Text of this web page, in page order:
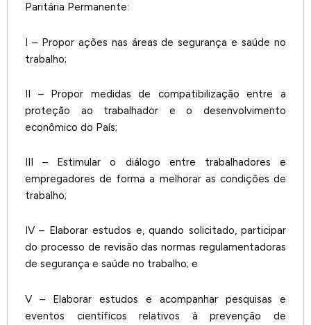
Paritária Permanente:
I – Propor ações nas áreas de segurança e saúde no
trabalho;
II – Propor medidas de compatibilização entre a
proteção ao trabalhador e o desenvolvimento
econômico do País;
III – Estimular o diálogo entre trabalhadores e
empregadores de forma a melhorar as condições de
trabalho;
IV – Elaborar estudos e, quando solicitado, participar
do processo de revisão das normas regulamentadoras
de segurança e saúde no trabalho; e
V – Elaborar estudos e acompanhar pesquisas e
eventos científicos relativos à prevenção de